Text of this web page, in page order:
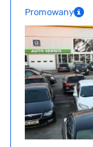
Promowany